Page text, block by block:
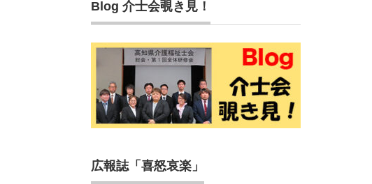
Blog 介士会覗き見！
広報誌「喜怒哀楽」